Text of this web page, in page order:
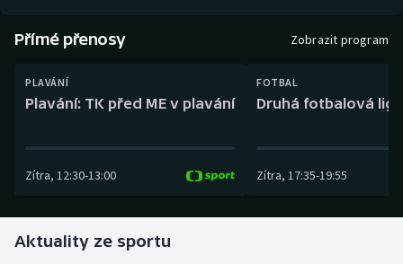
Box
Curling
Golf
Přímé přenosy Zobrazit program
PLAVÁNÍ
Plavání: TK před ME v plavání
Zítra, 12:30-13:00
FOTBAL
Druhá fotbalová
Zítra, 17:35-19:55
Aktuality ze sportu